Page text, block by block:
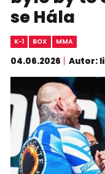
se Hála
K-1 BOX MMA
04.06.2026 Autor: